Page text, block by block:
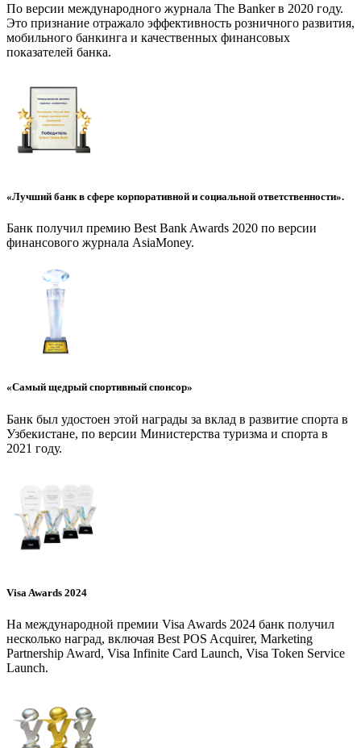
По версии международного журнала The Banker в 2020 году.
Это признание отражало эффективность розничного развития,
мобильного банкинга и качественных финансовых
показателей банка.
«Лучший банк в сфере корпоративной и социальной ответственности».
Банк получил премию Best Bank Awards 2020 по версии
финансового журнала AsiaMoney.
«Самый щедрый спортивный спонсор»
Банк был удостоен этой награды за вклад в развитие спорта в
Узбекистане, по версии Министерства туризма и спорта в
2021 году.
Visa Awards 2024
На международной премии Visa Awards 2024 банк получил
несколько наград, включая Best POS Acquirer, Marketing
Partnership Award, Visa Infinite Card Launch, Visa Token Service
Launch.